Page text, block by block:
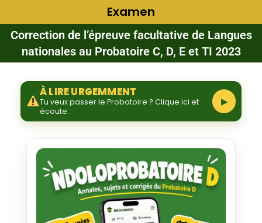
Examen
Correction de l’épreuve facultative de Langues
nationales au Probatoire C, D, E et TI 2023
À LIRE URGEMMENT
Tu veux passer le Probatoire ? Clique ici et
écoute.
▶